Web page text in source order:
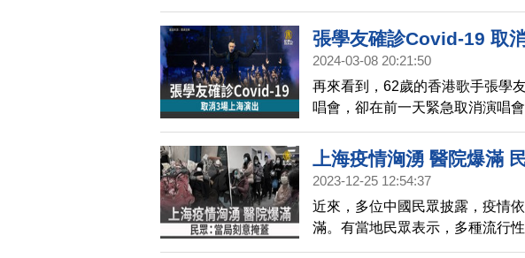
人以及家屬感染。
張學友確診Covid-19 取
2024-03-08 20:21:50
再來看到，62歲的香港歌手張學
唱會，卻在前一天緊急取消演唱
房。張學友今天親自證實，確診
他說目前腹瀉停止了，輕微發燒
痛，目前正在家中自我隔離。希
上海疫情洶湧 醫院爆滿
2023-12-25 12:54:37
近來，多位中國民眾披露，疫情
滿。有當地民眾表示，多種流行
為嚴重，但當局依然掩蓋疫情真